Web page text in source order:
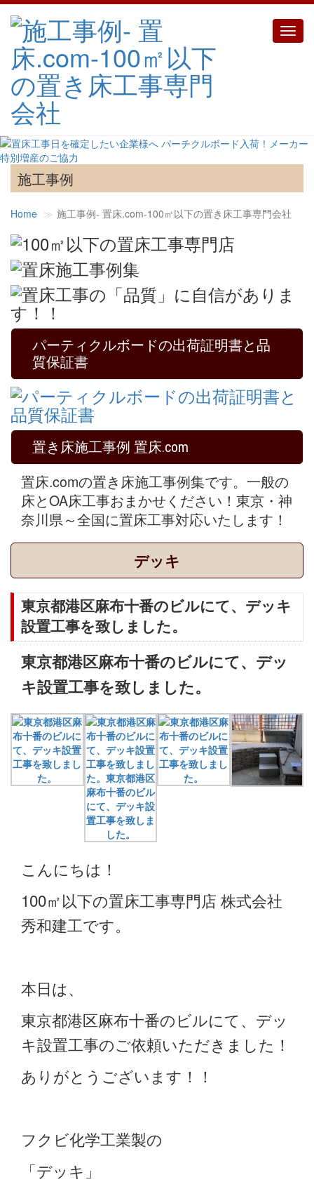
施工事例
Home 施工事例‐ 置床.com-100㎡以下の置き床工事専門会社
パーティクルボードの出荷証明書と品
質保証書
置き床施工事例 置床.com
置床.comの置き床施工事例集です。一般の
床とOA床工事おまかせください！東京・神
奈川県～全国に置床工事対応いたします！
デッキ
東京都港区麻布十番のビルにて、デッキ
設置工事を致しました。
東京都港区麻布十番のビルにて、デッ
キ設置工事を致しました。
こんにちは！
100㎡以下の置床工事専門店 株式会社
秀和建工です。
本日は、
東京都港区麻布十番のビルにて、デッ
キ設置工事のご依頼いただきました！
ありがとうございます！！
フクビ化学工業製の
「デッキ」